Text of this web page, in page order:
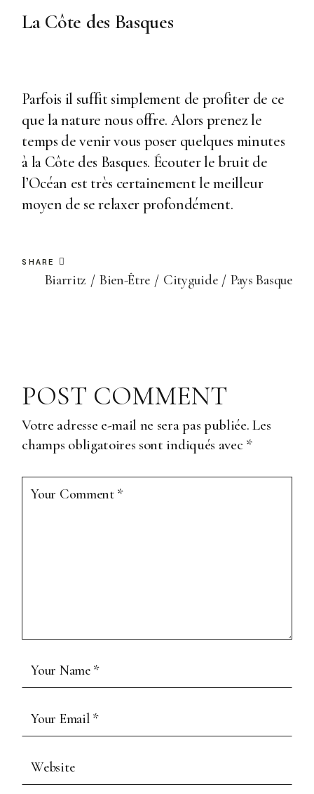
La Côte des Basques
Parfois il suffit simplement de profiter de ce
que la nature nous offre. Alors prenez le
temps de venir vous poser quelques minutes
à la Côte des Basques. Écouter le bruit de
l’Océan est très certainement le meilleur
moyen de se relaxer profondément.
SHARE
Biarritz Bien-Être Cityguide Pays Basque
POST COMMENT
Votre adresse e-mail ne sera pas publiée. Les
champs obligatoires sont indiqués avec *